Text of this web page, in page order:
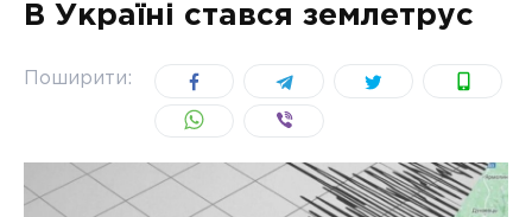
УКРАЇНА
В Україні стався землетрус
Поширити: